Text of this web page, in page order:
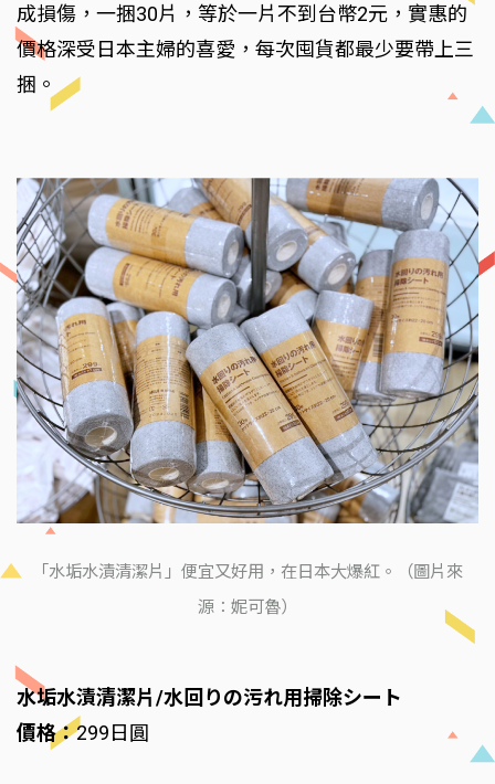
成損傷，一捆30片，等於一片不到台幣2元，實惠的
價格深受日本主婦的喜愛，每次囤貨都最少要帶上三
捆。
「水垢水漬清潔片」便宜又好用，在日本大爆紅。（圖片來
源：妮可魯）
水垢水漬清潔片/水回りの污れ用掃除シート
價格：299日圓